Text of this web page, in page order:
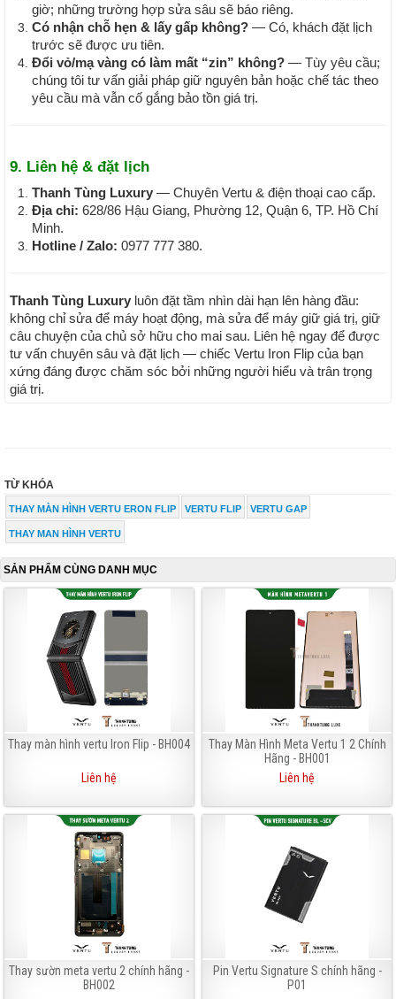
giờ; những trường hợp sửa sâu sẽ báo riêng.
Có nhận chỗ hẹn & lấy gấp không? — Có, khách đặt lịch
trước sẽ được ưu tiên.
Đổi vỏ/mạ vàng có làm mất “zin” không? — Tùy yêu cầu;
chúng tôi tư vấn giải pháp giữ nguyên bản hoặc chế tác theo
yêu cầu mà vẫn cố gắng bảo tồn giá trị.
9. Liên hệ & đặt lịch
Thanh Tùng Luxury — Chuyên Vertu & điện thoại cao cấp.
Địa chỉ: 628/86 Hậu Giang, Phường 12, Quận 6, TP. Hồ Chí
Minh.
Hotline / Zalo: 0977 777 380.
Thanh Tùng Luxury luôn đặt tầm nhìn dài hạn lên hàng đầu:
không chỉ sửa để máy hoạt động, mà sửa để máy giữ giá trị, giữ
câu chuyện của chủ sở hữu cho mai sau. Liên hệ ngay để được
tư vấn chuyên sâu và đặt lịch — chiếc Vertu Iron Flip của bạn
xứng đáng được chăm sóc bởi những người hiểu và trân trọng
giá trị.
TỪ KHÓA
THAY MÀN HÌNH VERTU ERON FLIP VERTU FLIP VERTU GAP
THAY MAN HÌNH VERTU
SẢN PHẨM CÙNG DANH MỤC
Thay màn hình vertu Iron Flip - BH004
Liên hệ
Thay Màn Hình Meta Vertu 1 2 Chính
Hãng - BH001
Liên hệ
Thay sườn meta vertu 2 chính hãng -
BH002
Pin Vertu Signature S chính hãng -
P01